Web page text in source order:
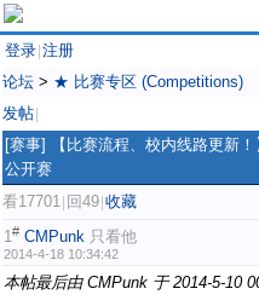
登录 注册
论坛 > ★ 比赛专区 (Competitions)
发帖
[赛事]
【比赛流程、校内线路更新
公开赛
看17701 回49 收藏
1# CMPunk 只看他
2014-4-18 10:34:42
本帖最后由 CMPunk 于 2014-5-10